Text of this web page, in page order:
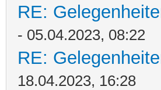
RE:
- 05.04.2023, 08:22
RE:
18.04.2023, 16:28